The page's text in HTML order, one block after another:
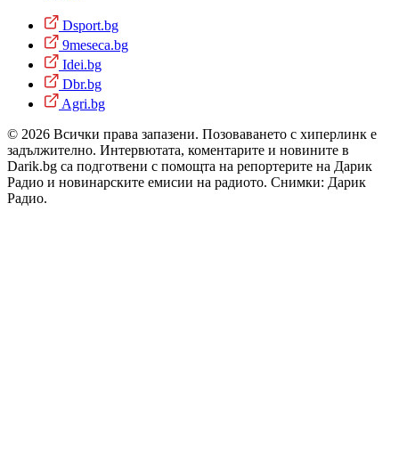
Dsport.bg
9meseca.bg
Idei.bg
Dbr.bg
Agri.bg
© 2026 Всички права запазени. Позоваването с хиперлинк е
задължително. Интервютата, коментарите и новините в
Darik.bg са подготвени с помощта на репортерите на Дарик
Радио и новинарските емисии на радиото. Снимки: Дарик
Радио.